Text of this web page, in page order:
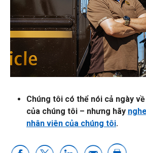
Chúng tôi có thể nói cả ngày
của chúng tôi – nhưng hãy
nhân viên của chúng tôi.